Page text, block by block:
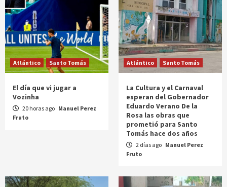
Atlántico Santo Tomás
El día que vi jugar a
Vozinha
20 horas ago Manuel Perez
Fruto
Atlántico Santo Tomás
La Cultura y el Carnaval
esperan del Gobernador
Eduardo Verano De la
Rosa las obras que
prometió para Santo
Tomás hace dos años
2 días ago Manuel Perez
Fruto